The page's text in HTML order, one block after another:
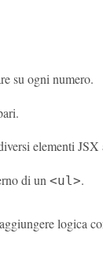
su ogni numero.
elementi JSX
di un <ul>.
logica